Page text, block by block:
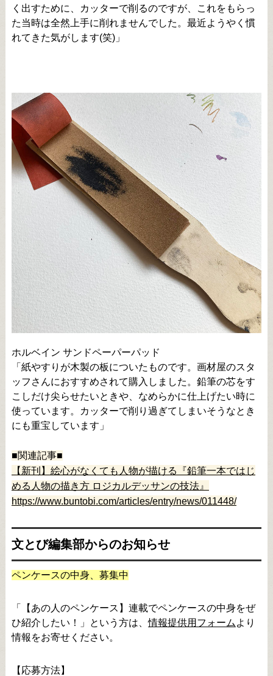
く出すために、カッターで削るのですが、これをもらっ
た当時は全然上手に削れませんでした。最近ようやく慣
れてきた気がします(笑)」
ホルベイン サンドペーパーパッド
「紙やすりが木製の板についたものです。画材屋のスタ
ッフさんにおすすめされて購入しました。鉛筆の芯をす
こしだけ尖らせたいときや、なめらかに仕上げたい時に
使っています。カッターで削り過ぎてしまいそうなとき
にも重宝しています」
■関連記事■
【新刊】絵心がなくても人物が描ける『鉛筆一本ではじ
める人物の描き方 ロジカルデッサンの技法』
https://www.buntobi.com/articles/entry/news/011448/
文とび編集部からのお知らせ
ペンケースの中身、募集中
「【あの人のペンケース】連載でペンケースの中身をぜ
ひ紹介したい！」という方は、情報提供用フォーム より
情報をお寄せください。
【応募方法】